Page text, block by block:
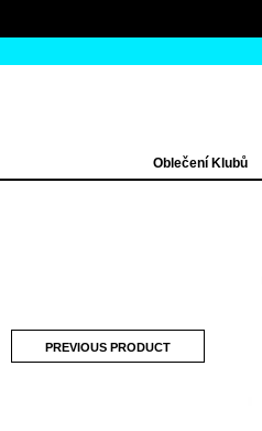
Oblečení Klubů
PREVIOUS PRODUCT